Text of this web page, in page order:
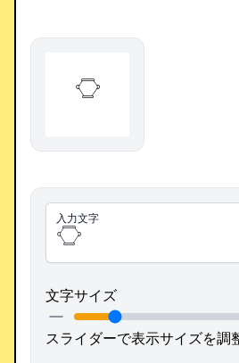
𓎶
入力文字
文字サイズ
スライダーで表示サイズを調